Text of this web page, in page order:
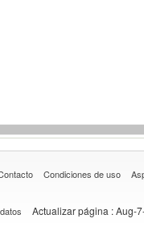
Condiciones de uso
Actualizar página : Aug-